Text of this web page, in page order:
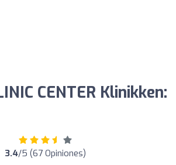
CENTER Klinikken:
3.4/5 (67 Opiniones)